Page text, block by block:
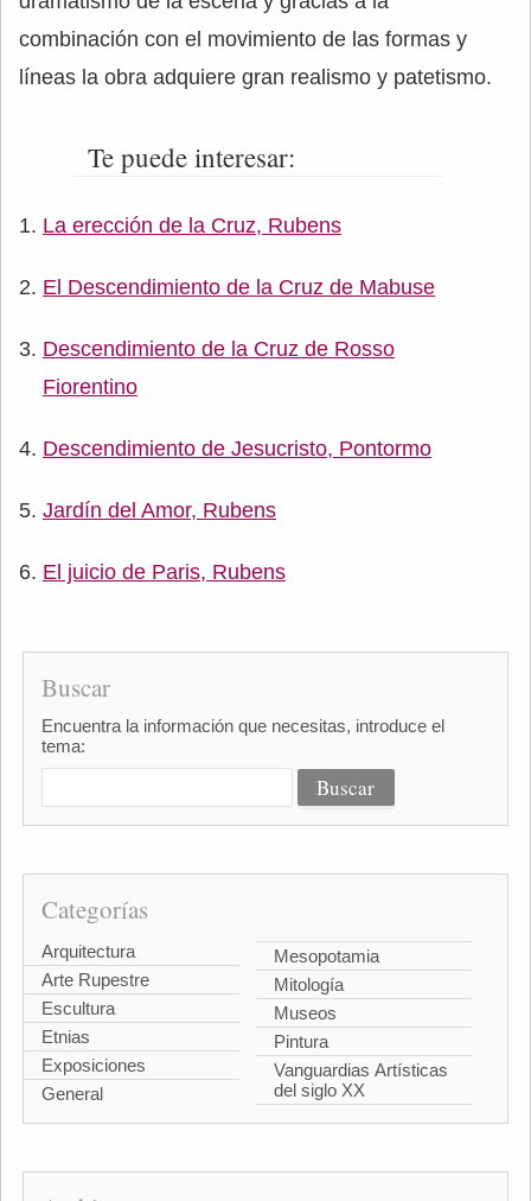
combinación con el movimiento de las formas y
líneas la obra adquiere gran realismo y patetismo.
Te puede interesar:
La erección de la Cruz, Rubens
El Descendimiento de la Cruz de Mabuse
Descendimiento de la Cruz de Rosso
Fiorentino
Descendimiento de Jesucristo, Pontormo
Jardín del Amor, Rubens
El juicio de Paris, Rubens
Buscar
Encuentra la información que necesitas, introduce el
tema:
Categorías
Arquitectura
Arte Rupestre
Escultura
Etnias
Exposiciones
General
Mesopotamia
Mitología
Museos
Pintura
Vanguardias Artísticas
del siglo XX